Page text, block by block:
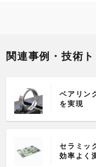
関連事例・技術
ベアリン
を実現
セラミッ
効率よく